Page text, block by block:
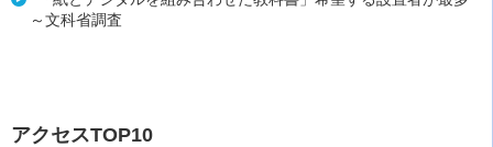
～文科省調査
アクセスTOP10